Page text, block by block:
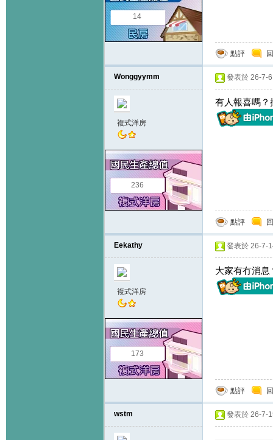
14
點評
Wonggyymm
複式洋房
236
發表於 26-7-
有人報喜嗎？
點評
Eekathy
複式洋房
173
發表於 26-7-
大家有冇消息
點評
wstm 發表於 26-7-